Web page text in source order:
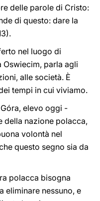
delle parole di Cristo:
di questo: dare la
nel luogo di
Oswiecim, parla agli
alle società. È
tempi in cui viviamo.
elevo oggi -
della nazione polacca,
volontà nel
questo segno sia da
polacca bisogna
eliminare nessuno, e